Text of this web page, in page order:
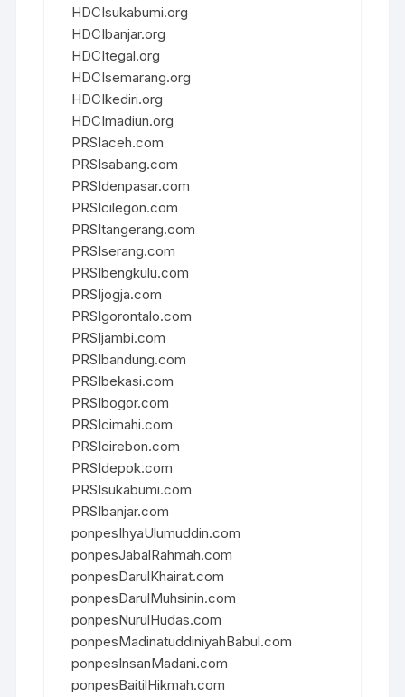
HDCIsukabumi.org
HDCIbanjar.org
HDCItegal.org
HDCIsemarang.org
HDCIkediri.org
HDCImadiun.org
PRSIaceh.com
PRSIsabang.com
PRSIdenpasar.com
PRSIcilegon.com
PRSItangerang.com
PRSIserang.com
PRSIbengkulu.com
PRSIjogja.com
PRSIgorontalo.com
PRSIjambi.com
PRSIbandung.com
PRSIbekasi.com
PRSIbogor.com
PRSIcimahi.com
PRSIcirebon.com
PRSIdepok.com
PRSIsukabumi.com
PRSIbanjar.com
ponpesIhyaUlumuddin.com
ponpesJabalRahmah.com
ponpesDarulKhairat.com
ponpesDarulMuhsinin.com
ponpesNurulHudas.com
ponpesMadinatuddiniyahBabul.com
ponpesInsanMadani.com
ponpesBaitilHikmah.com